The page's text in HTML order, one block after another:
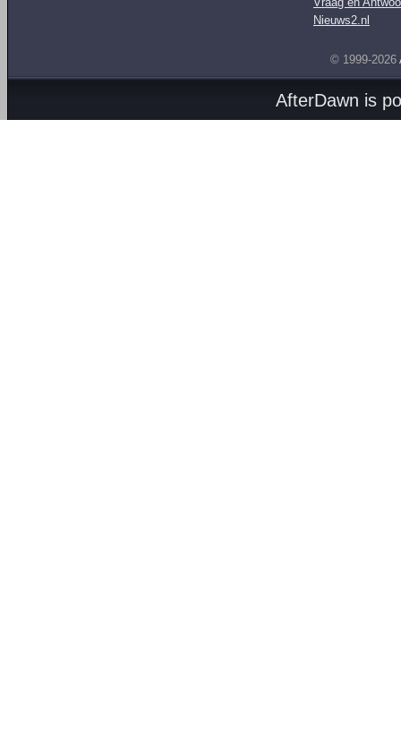
Nieuws2.nl
© 1999-2026
AfterDawn is